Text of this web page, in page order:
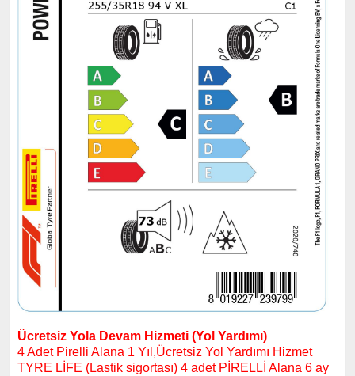
Ücretsiz Yola Devam Hizmeti (Yol Yardımı)
4 Adet Pirelli Alana 1 Yıl,Ücretsiz Yol Yardımı Hizmet
TYRE LİFE (Lastik sigortası) 4 adet PİRELLİ Alana 6 ay